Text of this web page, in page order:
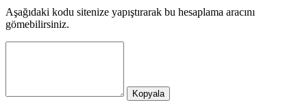
Aşağıdaki kodu sitenize yapıştırarak bu hesaplama aracını
gömebilirsiniz.
Kopyala